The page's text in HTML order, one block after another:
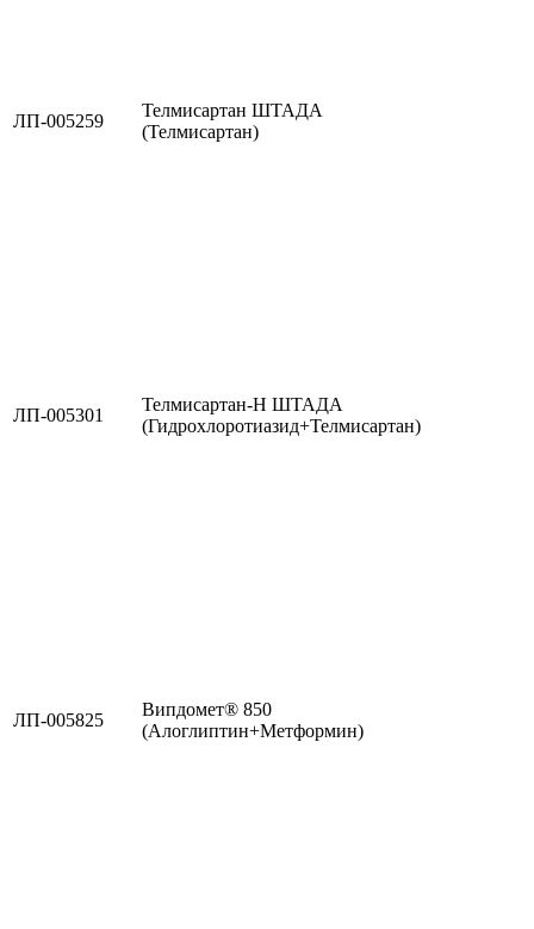
ЛП-005259
Телмисартан ШТАДА
(Телмисартан)
ЛП-005301
Телмисартан-Н ШТАДА
(Гидрохлоротиазид+Телмисартан)
ЛП-005825
Випдомет® 850
(Алоглиптин+Метформин)